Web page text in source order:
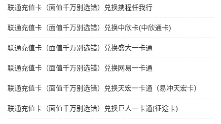
联通充值卡（面值千万别选错）兑换携程任我行
联通充值卡（面值千万别选错）兑换中欣卡(中欣通卡)
联通充值卡（面值千万别选错）兑换盛大一卡通
联通充值卡（面值千万别选错）兑换网易一卡通
联通充值卡（面值千万别选错）兑换天宏一卡通（易冲天宏卡）
联通充值卡（面值千万别选错）兑换巨人一卡通(征途卡)